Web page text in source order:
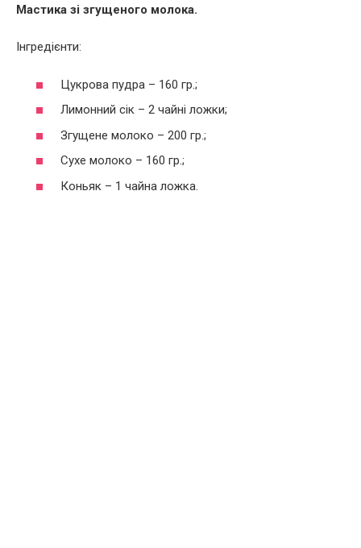
Мастика зі згущеного молока.
Інгредієнти:
Цукрова пудра – 160 гр.;
Лимонний сік – 2 чайні ложки;
Згущене молоко – 200 гр.;
Сухе молоко – 160 гр.;
Коньяк – 1 чайна ложка.